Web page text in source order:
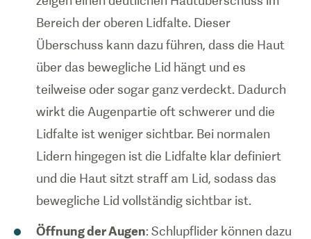
Bereich der oberen Lidfalte. Dieser
Überschuss kann dazu führen, dass die Haut
über das bewegliche Lid hängt und es
teilweise oder sogar ganz verdeckt. Dadurch
wirkt die Augenpartie oft schwerer und die
Lidfalte ist weniger sichtbar. Bei normalen
Lidern hingegen ist die Lidfalte klar definiert
und die Haut sitzt straff am Lid, sodass das
bewegliche Lid vollständig sichtbar ist.
Öffnung der Augen: Schlupflider können dazu